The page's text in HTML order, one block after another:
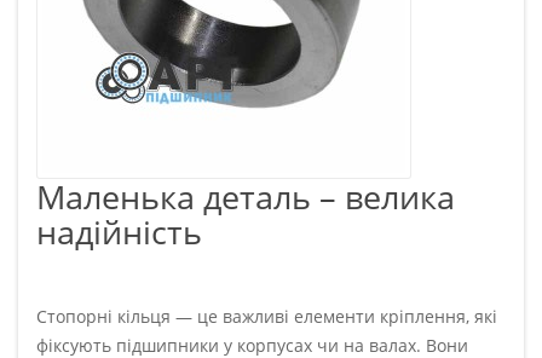
Маленька деталь – велика
надійність
Стопорні кільця — це важливі елементи кріплення, які
фіксують підшипники у корпусах чи на валах. Вони